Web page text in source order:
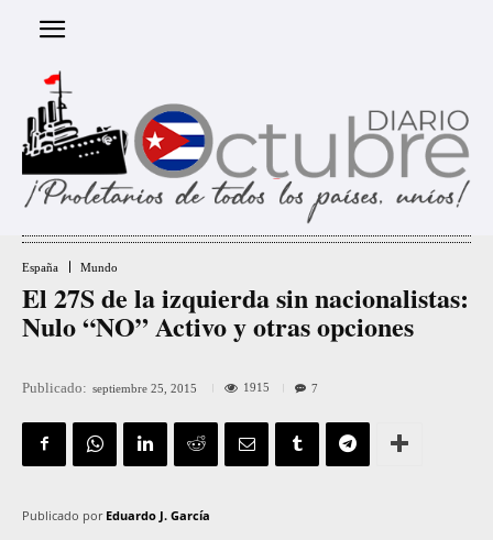
España Mundo
El 27S de la izquierda sin nacionalistas:
Nulo “NO” Activo y otras opciones
Publicado: septiembre 25, 2015 1915 7
Publicado por Eduardo J. García